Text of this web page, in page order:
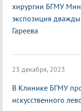
хирургии БГМУ
экспозиция
Гареева
23 декабря, 2023
В Клинике БГМУ
искусственного